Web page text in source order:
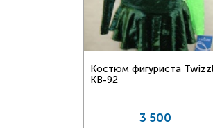
Костюм фигуриста
KB-92
3 500